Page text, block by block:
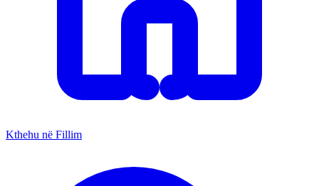
Kthehu në Fillim